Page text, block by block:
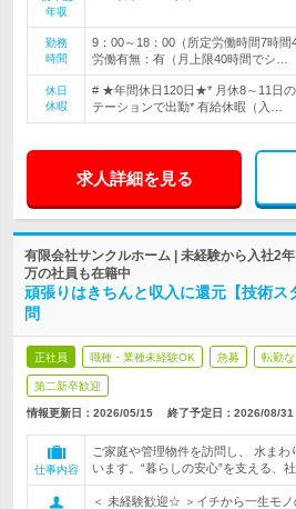
年収
勤務
時間
9：00～18：00（所定労働時間7時
労働有無：有（月上限40時間でシ…
休日
休暇
# ★年間休日120日★* 月休8～11日
テーションで出勤* 有給休暇（入…
求人詳細を見る
有限会社サンクルホーム | 未経験から入社2
万の社員も在籍中
頑張りはきちんと収入に還元【技術ス
問
正社員 職種・業種未経験OK 急募 転勤な
第二新卒歓迎
情報更新日：2026/05/15 終了予定日： 2026/08/31
仕事内容
ご家庭や管理物件を訪問し、 水ま
います。“暮らしの安心”を支える、
＜ 未経験歓迎☆ ＞イチから一生モ